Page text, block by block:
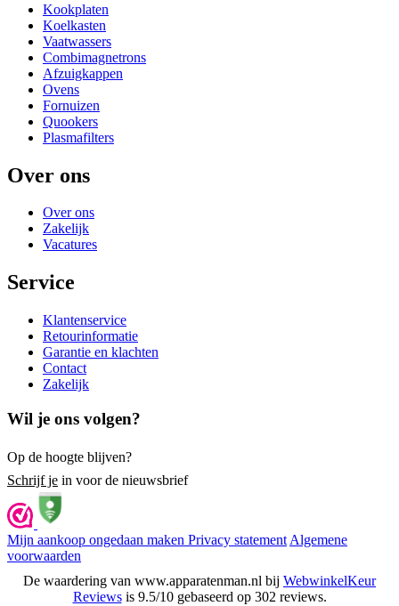
Kookplaten
Koelkasten
Vaatwassers
Combimagnetrons
Afzuigkappen
Ovens
Fornuizen
Quookers
Plasmafilters
Over ons
Over ons
Zakelijk
Vacatures
Service
Klantenservice
Retourinformatie
Garantie en klachten
Contact
Zakelijk
Wil je ons volgen?
Op de hoogte blijven?
Schrijf je in voor de nieuwsbrief
Mijn aankoop ongedaan maken Privacy statement Algemene
voorwaarden
De waardering van www.apparatenman.nl bij WebwinkelKeur
Reviewsis 9.5/10 gebaseerd op 302 reviews.